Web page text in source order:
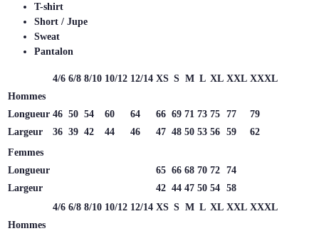
T-shirt
Short / Jupe
Sweat
Pantalon
4/6 6/8 8/10 10/12 12/14 XS S M L XL XXL XXXL
Hommes
Longueur 46 50 54 60 64 66 69 71 73 75 77
79
Largeur
36 39 42 44 46 47 48 50 53 56 59
62
Femmes
Longueur
65 66 68 70 72 74
Largeur
42 44 47 50 54 58
4/6 6/8 8/10 10/12 12/14 XS S M L XL XXL XXXL
Hommes